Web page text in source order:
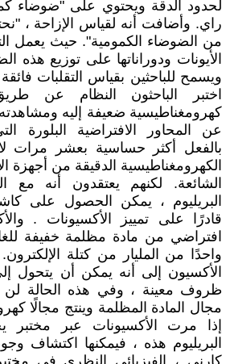
لحدود الدقة ويحتوي على "ضوضاء
راي. وأضافت أنه لقياس الإزاحة ،
من الضوضاء الكمومية". حيث يعمل
الأيونات ودوراناتها على توزيع هذه
ويسمح للباحثين بقياس التقلبات
اختبر الباحثون النظام عن
كهرومغناطيسية ضعيفة إليه
عن المحاور الافتراضية البلورة
بالفعل أكثر حساسية بعشر مرات
الكهرومغناطيسية الدقيقة من أجهزة
الشائعة. لكنهم يعتقدون أنه مع
البريليوم ، يمكن الحصول على
قادرًا على تمييز الأكسيونات .
افتراضي من مادة مظلمة خفيفة
واحدًا من المليار من كتلة
الأكسيون إلى أنه يمكن أن
ظروف معينة ، وفي هذه الحالة
مجال المادة المظلمة وينتج مجالًا
إذا مرت الأكسيونات عبر مختبر
البريليوم هذه ، فيمكنها اكتشاف